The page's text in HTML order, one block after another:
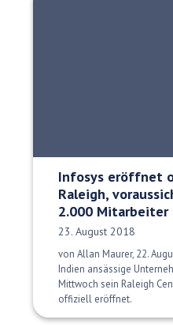
Infosys eröffnet
Raleigh,
2.000
Veröffentlichungsdatum:
23. August 2018
von Allan Maurer, 22.
Indien ansässige
Mittwoch sein Raleigh
offiziell eröffnet.